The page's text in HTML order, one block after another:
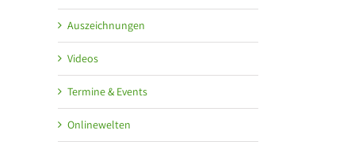
Auszeichnungen
Videos
Termine & Events
Onlinewelten